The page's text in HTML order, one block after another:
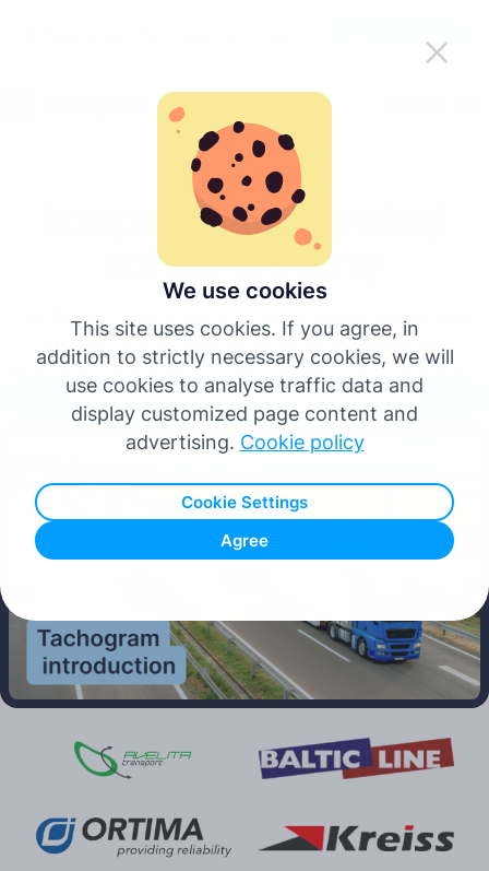
We use cookies
This site uses cookies. If you agree, in
addition to strictly necessary cookies, we will
use cookies to analyse traffic data and
display customized page content and
advertising. Cookie policy
Cookie Settings
Agree
Français
Italiano
Kompletný tachografový
softvér pre firmy
Tachogram je plnohodnotný tachografový softvér pre
podniky na efektívne spravovanie ich digitálnych
tachografových údajov – zabezpečuje súlad s pravidlami
EÚ, monitorovanie činnosti vodičov a analýzu priestupkov.
Začni bezplatnú skúšobnú verziu